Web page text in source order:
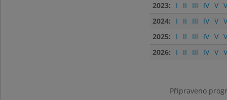
2023:
I II III IV V
2024:
I II III IV V
2025:
I II III IV V
2026:
I II III IV V
Připraveno